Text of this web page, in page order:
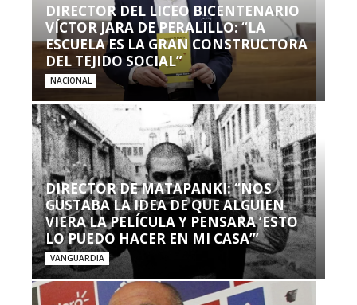
DIRECTOR DEL LICEO BICENTENARIO
VÍCTOR JARA DE PERALILLO: “LA
ESCUELA ES LA GRAN CONSTRUCTORA
DEL TEJIDO SOCIAL”
NACIONAL
DIRECTOR DE MATAPANKI: “NOS
GUSTABA LA IDEA DE QUE ALGUIEN
VIERA LA PELÍCULA Y PENSARA ‘ESTO
LO PUEDO HACER EN MI CASA’”
VANGUARDIA